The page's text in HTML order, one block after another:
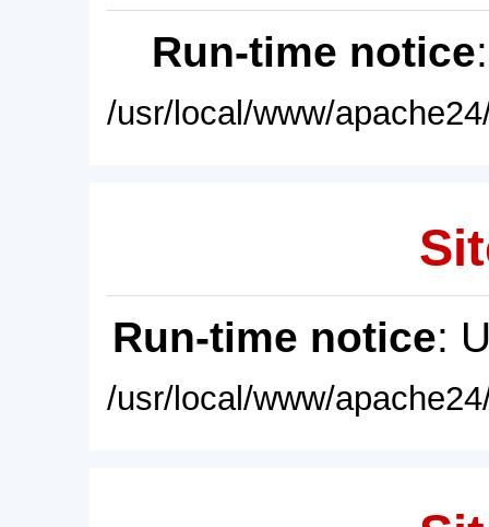
Run-time notice
/usr/local/www/
Run-time notice:
/usr/local/www/